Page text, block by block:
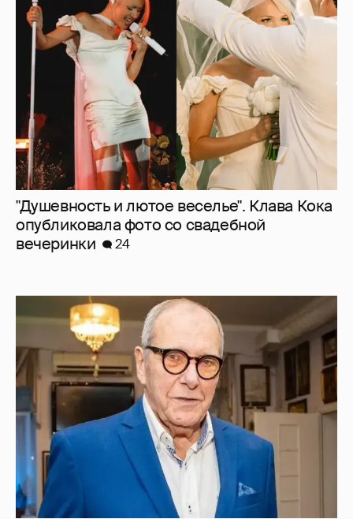
"Душевность и лютое веселье". Клава Кока
опубликовала фото со свадебной
вечеринки
24